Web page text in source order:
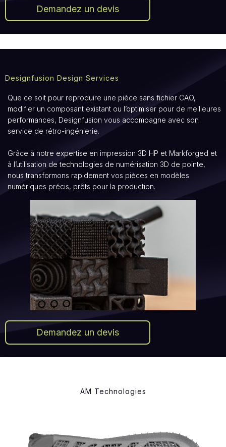
Demandez un devis
Designfusion Design Services
Que ce soit pour reproduire une pièce sans fichier CAO,
modifier un composant existant ou l’optimiser pour de meilleures
performances, Designfusion vous accompagne avec son
service de rétro-ingénierie.
Grâce à notre expertise en impression 3D HP et Markforged et
à l’utilisation de technologies de numérisation 3D de pointe,
nous transformons rapidement vos pièces en modèles
numériques précis, prêts pour la production.
Demandez un devis
AM Technologies